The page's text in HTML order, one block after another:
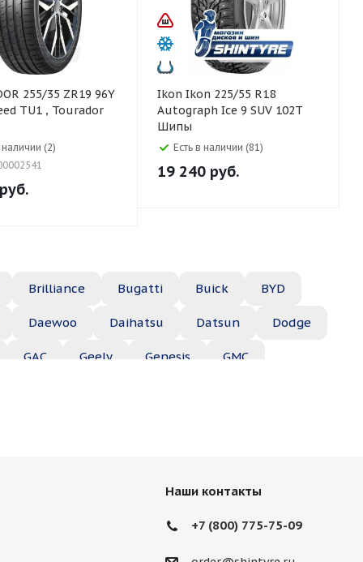
96Y
TU1 , Tourador
наличии (2)
руб.
Ikon Ikon 225/55 R18
Autograph Ice 9 SUV 102T
Шипы
Есть в наличии (81)
19 240 руб.
Brilliance Bugatti Buick BYD
Daewoo Daihatsu Datsun Dodge
GAC Geely Genesis GMC
Renault Rolls-Royce
Suzuki Tesla
Наши контакты
+7 (800) 775-75-09